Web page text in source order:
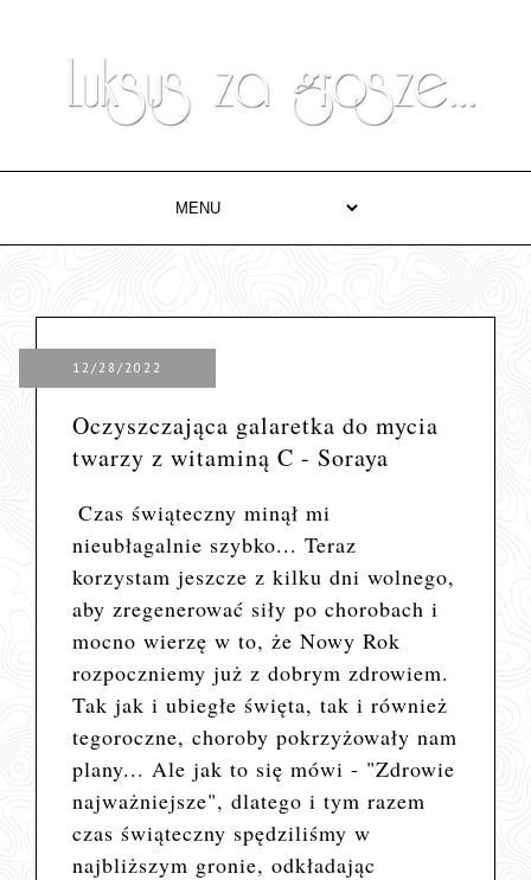
12/28/2022
Oczyszczająca galaretka do mycia
twarzy z witaminą C - Soraya
Czas świąteczny minął mi
nieubłagalnie szybko... Teraz
korzystam jeszcze z kilku dni wolnego,
aby zregenerować siły po chorobach i
mocno wierzę w to, że Nowy Rok
rozpoczniemy już z dobrym zdrowiem.
Tak jak i ubiegłe święta, tak i również
tegoroczne, choroby pokrzyżowały nam
plany... Ale jak to się mówi - "Zdrowie
najważniejsze", dlatego i tym razem
czas świąteczny spędziliśmy w
najbliższym gronie, odkładając